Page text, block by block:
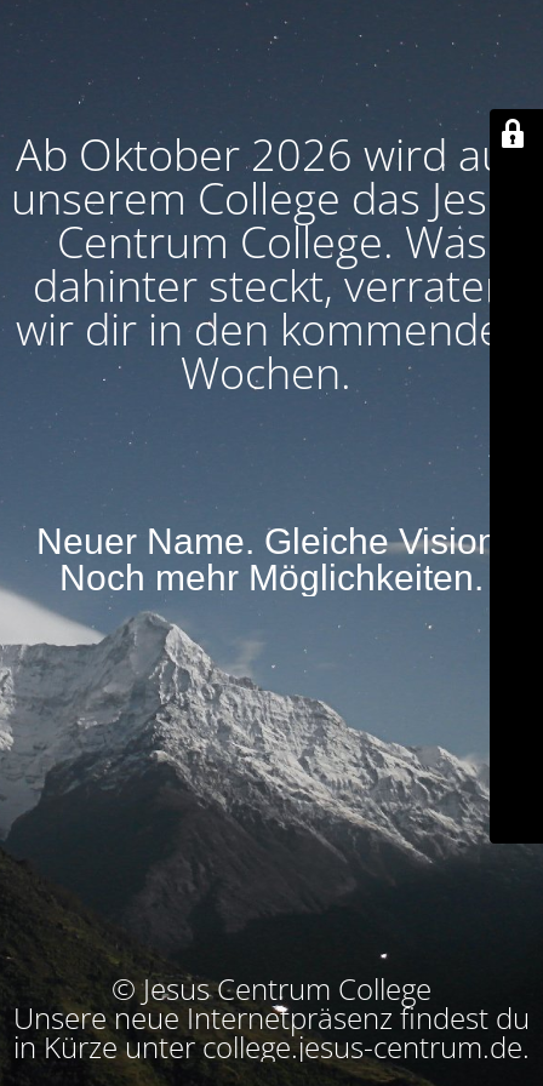
Ab Oktober 2026 wird aus
unserem College das Jesus
Centrum College. Was
dahinter steckt, verraten
wir dir in den kommenden
Wochen.
Neuer Name. Gleiche Vision.
Noch mehr Möglichkeiten.
© Jesus Centrum College
Unsere neue Internetpräsenz findest du
in Kürze unter college.jesus-centrum.de.